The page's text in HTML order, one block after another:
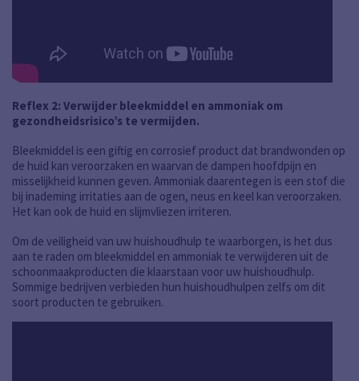
Reflex 2: Verwijder bleekmiddel en ammoniak om
gezondheidsrisico’s te vermijden.
Bleekmiddel is een giftig en corrosief product dat brandwonden op
de huid kan veroorzaken en waarvan de dampen hoofdpijn en
misselijkheid kunnen geven. Ammoniak daarentegen is een stof die
bij inademing irritaties aan de ogen, neus en keel kan veroorzaken.
Het kan ook de huid en slijmvliezen irriteren.
Om de veiligheid van uw huishoudhulp te waarborgen, is het dus
aan te raden om bleekmiddel en ammoniak te verwijderen uit de
schoonmaakproducten die klaarstaan voor uw huishoudhulp.
Sommige bedrijven verbieden hun huishoudhulpen zelfs om dit
soort producten te gebruiken.